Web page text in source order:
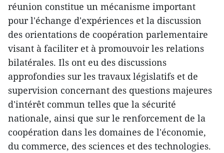
réunion constitue un mécanisme important
pour l'échange d'expériences et la discussion
des orientations de coopération parlementaire
visant à faciliter et à promouvoir les relations
bilatérales. Ils ont eu des discussions
approfondies sur les travaux législatifs et de
supervision concernant des questions majeures
d'intérêt commun telles que la sécurité
nationale, ainsi que sur le renforcement de la
coopération dans les domaines de l'économie,
du commerce, des sciences et des technologies.